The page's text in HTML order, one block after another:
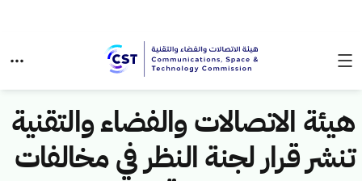
هيئة الاتصالات والفضاء والتقنية
تنشر قرار لجنة النظر في مخالفات